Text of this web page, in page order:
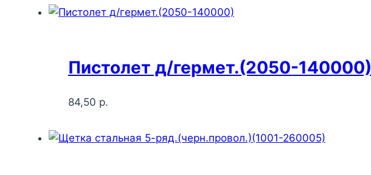
Пистолет д/гермет.(2050-140000)
84,50 р.